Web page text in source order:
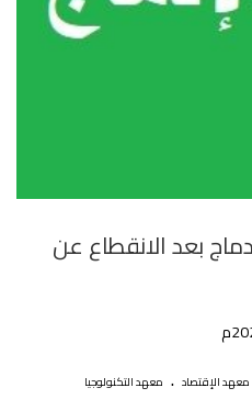
بعد الانقطاع عن
معهد الإقتصاد . معهد التكنولوجيا